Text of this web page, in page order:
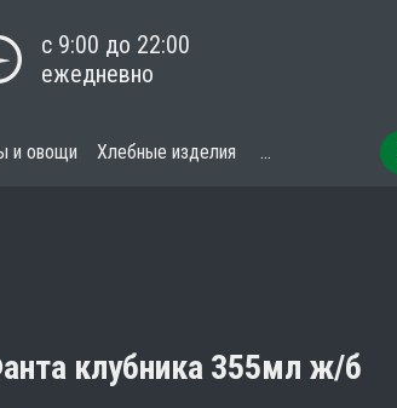
с 9:00 до 22:00
ежедневно
и овощи Хлебные изделия ...
клубника 355мл ж/б